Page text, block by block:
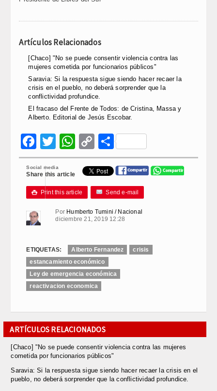
Artículos Relacionados
[Chaco] "No se puede consentir violencia contra las
mujeres cometida por funcionarios públicos"
Saravia: Si la respuesta sigue siendo hacer recaer la
crisis en el pueblo, no deberá sorprender que la
conflictividad profundice.
El fracaso del Frente de Todos: de Cristina, Massa y
Alberto. Editorial de Jesús Escobar.
Facebook
Twitter
WhatsApp
Copy
Link
Compartir
Social media
Share this article
 Print this article Send e-mail
Por Humberto Tumini / Nacional
diciembre 21, 2019 12:28
ETIQUETAS: Alberto Fernandez
crisis
estancamiento económico
Ley de emergencia económica
reactivacion economica
ARTÍCULOS RELACIONADOS
[Chaco] "No se puede consentir violencia contra las mujeres
cometida por funcionarios públicos"
Saravia: Si la respuesta sigue siendo hacer recaer la crisis en el
pueblo, no deberá sorprender que la conflictividad profundice.